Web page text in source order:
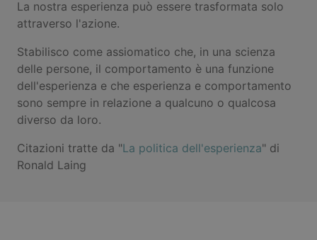
La nostra esperienza può essere trasformata solo
attraverso l'azione.
Stabilisco come assiomatico che, in una scienza
delle persone, il comportamento è una funzione
dell'esperienza e che esperienza e comportamento
sono sempre in relazione a qualcuno o qualcosa
diverso da loro.
Citazioni tratte da "La politica dell'esperienza" di
Ronald Laing